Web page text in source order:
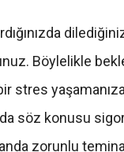
Böylelikle
stres
söz konusu
zorunlu